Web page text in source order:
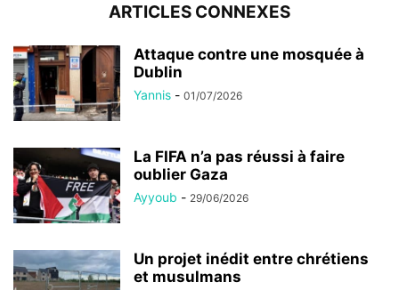
ARTICLES CONNEXES
Attaque contre une mosquée à
Dublin
Yannis - 01/07/2026
La FIFA n’a pas réussi à faire
oublier Gaza
Ayyoub - 29/06/2026
Un projet inédit entre chrétiens
et musulmans